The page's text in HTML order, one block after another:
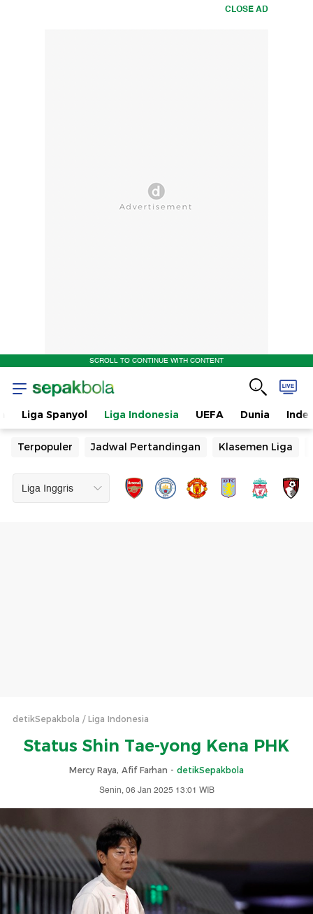
CLOSE AD
SCROLL TO CONTINUE WITH CONTENT
Liga Spanyol Liga Indonesia UEFA Dunia
Terpopuler Jadwal Pertandingan Klasemen Liga
detikSepakbola Liga Indonesia
Status Shin Tae-yong Kena PHK
Mercy Raya, Afif Farhan - detikSepakbola
Senin, 06 Jan 2025 13:01 WIB